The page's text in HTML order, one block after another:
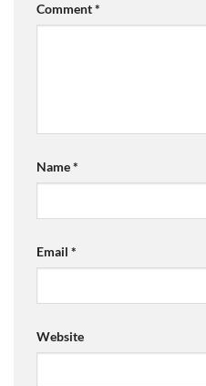
Comment*
Name*
Email *
Website